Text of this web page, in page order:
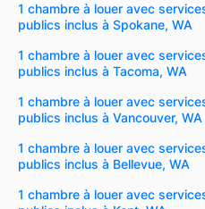
1 chambre à louer avec
publics inclus à Spokane, WA
1 chambre à louer avec
publics inclus à Tacoma, WA
1 chambre à louer avec
publics inclus à Vancouver, WA
1 chambre à louer avec
publics inclus à Bellevue, WA
1 chambre à louer avec